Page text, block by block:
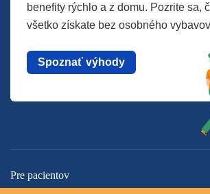
benefity rýchlo a z domu. Pozrite sa,
všetko získate bez osobného
Spoznať výhody
Pre pacientov